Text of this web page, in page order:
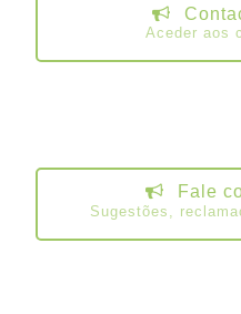
Aceder aos
Fale
Sugestões,